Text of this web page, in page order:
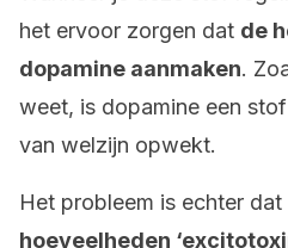
het ervoor zorgen dat de
dopamine aanmaken.
weet, is dopamine een
van welzijn opwekt.
Het probleem is echter dat
hoeveelheden